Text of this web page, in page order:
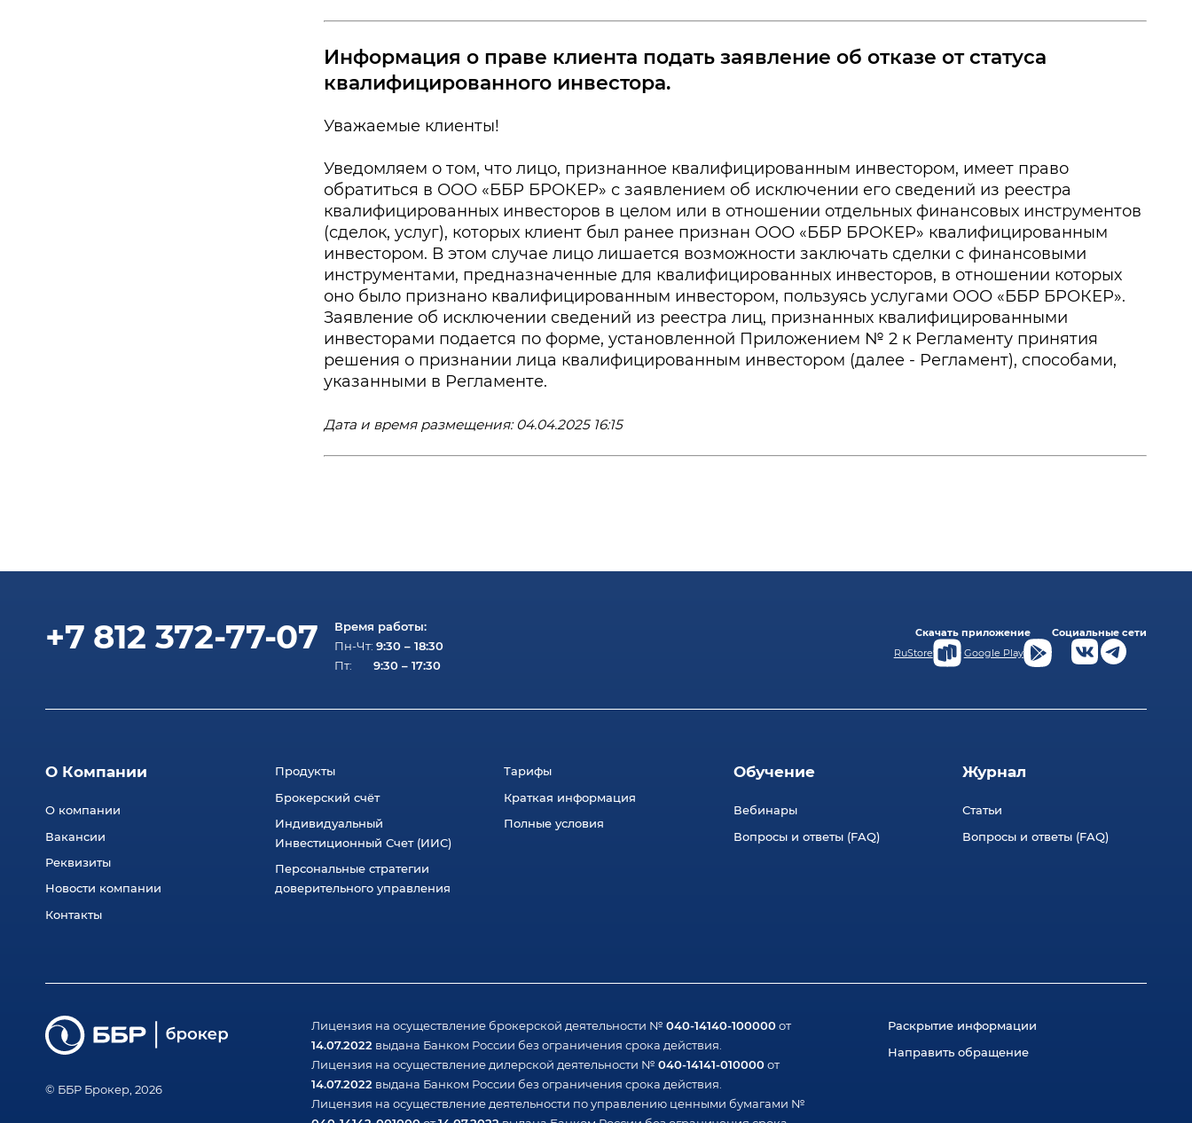
Информация о праве клиента подать заявление об отказе от статуса
квалифицированного инвестора.
Уважаемые клиенты!
Уведомляем о том, что лицо, признанное квалифицированным инвестором, имеет право
обратиться в ООО «ББР БРОКЕР» с заявлением об исключении его сведений из реестра
квалифицированных инвесторов в целом или в отношении отдельных финансовых инструментов
(сделок, услуг), которых клиент был ранее признан ООО «ББР БРОКЕР» квалифицированным
инвестором. В этом случае лицо лишается возможности заключать сделки с финансовыми
инструментами, предназначенные для квалифицированных инвесторов, в отношении которых
оно было признано квалифицированным инвестором, пользуясь услугами ООО «ББР БРОКЕР».
Заявление об исключении сведений из реестра лиц, признанных квалифицированными
инвесторами подается по форме, установленной Приложением № 2 к Регламенту принятия
решения о признании лица квалифицированным инвестором (далее - Регламент), способами,
указанными в Регламенте.
Дата и время размещения: 04.04.2025 16:15
+7 812 372-77-07 Время работы:
Пн-Чт:9:30 – 18:30
Пт: 9:30 – 17:30
Скачать приложение
RuStore Google Play
Социальные сети
О Компании
О компании
Вакансии
Реквизиты
Новости компании
Контакты
Продукты
Брокерский счёт
Индивидуальный
Инвестиционный Счет (ИИС)
Персональные стратегии
доверительного управления
Тарифы
Краткая информация
Полные условия
Обучение
Вебинары
Вопросы и ответы (FAQ)
Журнал
Статьи
Вопросы и ответы (FAQ)
© ББР Брокер, 2026
Лицензия на осуществление брокерской деятельности № 040-14140-100000от
14.07.2022выдана Банком России без ограничения срока действия.
Лицензия на осуществление дилерской деятельности № 040-14141-010000от
14.07.2022выдана Банком России без ограничения срока действия.
Лицензия на осуществление деятельности по управлению ценными бумагами №
Раскрытие информации
Направить обращение